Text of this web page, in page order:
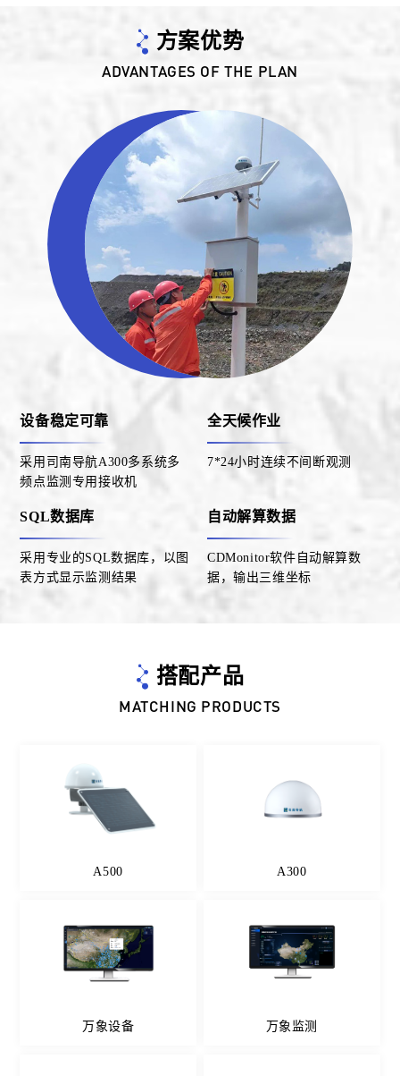
方案优势
ADVANTAGES OF THE PLAN
设备稳定可靠
采用司南导航A300多系统多
频点监测专用接收机
全天候作业
7*24小时连续不间断观测
SQL数据库
采用专业的SQL数据库，以图
表方式显示监测结果
自动解算数据
CDMonitor软件自动解算数
据，输出三维坐标
搭配产品
MATCHING PRODUCTS
A500 A300
万象设备 万象监测